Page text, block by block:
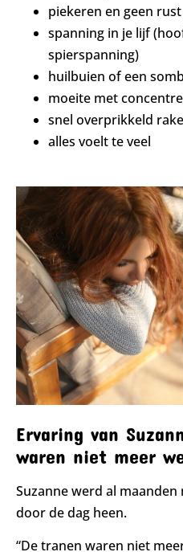
piekeren en geen
spanning in je lijf
spierspanning)
huilbuien of een
moeite met
snel overprikkeld
alles voelt te veel
Ervaring van
waren niet meer
Suzanne werd al
door de dag heen.
“De tranen waren niet